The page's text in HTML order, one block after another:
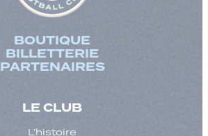
BOUTIQUE
BILLETTERIE
PARTENAIRES
LE CLUB
L’histoire